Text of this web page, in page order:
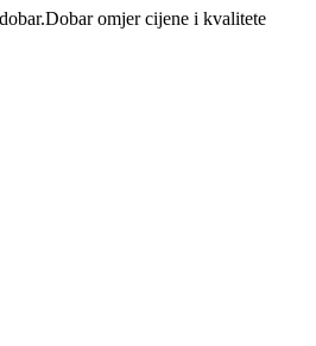
omjer cijene i kvalitete